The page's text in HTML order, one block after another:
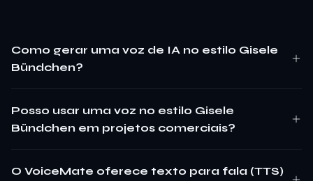
Como gerar uma voz de IA no estilo Gisele
Bündchen?
Posso usar uma voz no estilo Gisele
Bündchen em projetos comerciais?
O VoiceMate oferece texto para fala (TTS)